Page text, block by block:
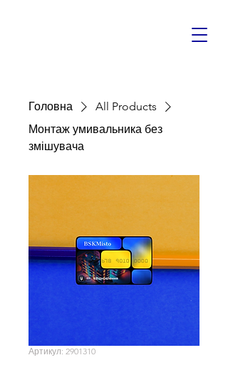
Головна
All Products
Монтаж умивальника без
змішувача
Артикул: 2901310